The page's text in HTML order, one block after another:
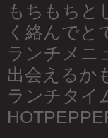
もちもちと
く絡んでと
ランチメニ
出会えるか
ランチタイ